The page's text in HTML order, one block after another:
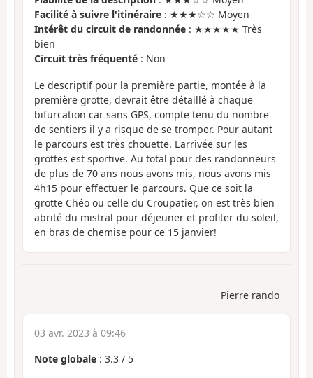
Facilité à suivre l'itinéraire : ★★★☆☆ Moyen
Intérêt du circuit de randonnée : ★★★★★ Très
bien
Circuit très fréquenté : Non
Le descriptif pour la première partie, montée à la
première grotte, devrait être détaillé à chaque
bifurcation car sans GPS, compte tenu du nombre
de sentiers il y a risque de se tromper. Pour autant
le parcours est très chouette. L'arrivée sur les
grottes est sportive. Au total pour des randonneurs
de plus de 70 ans nous avons mis, nous avons mis
4h15 pour effectuer le parcours. Que ce soit la
grotte Chéo ou celle du Croupatier, on est très bien
abrité du mistral pour déjeuner et profiter du soleil,
en bras de chemise pour ce 15 janvier!
Pierre rando
03 avr. 2023 à 09:46
Note globale : 3.3 / 5